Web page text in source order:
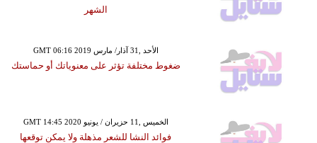
الشهر
GMT 06:16 2019 الأحد ,31 آذار/ مارس
ضغوط مختلفة تؤثر على معنوياتك أو حماستك
GMT 14:45 2020 الخميس ,11 حزيران / يونيو
فوائد النشا للشعر مذهلة ولا يمكن توقعها